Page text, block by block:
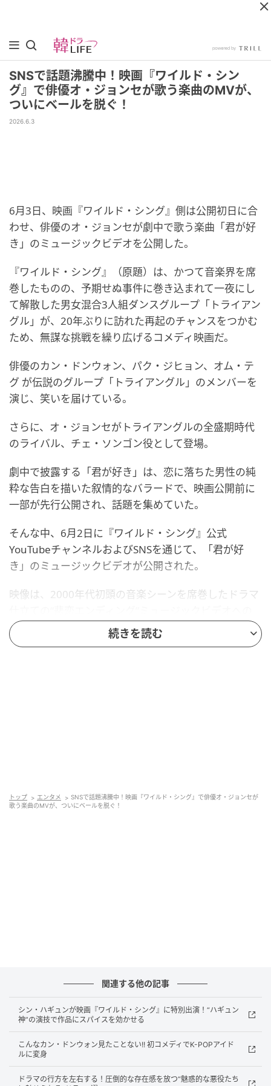
SNSで話題沸騰中！映画『ワイルド・シン
グ』で俳優オ・ジョンセが歌う楽曲のMVが、
ついにベールを脱ぐ！
2026.6.3
6月3日、映画『ワイルド・シング』側は公開初日に合
わせ、俳優のオ・ジョンセが劇中で歌う楽曲「君が好
き」のミュージックビデオを公開した。
『ワイルド・シング』（原題）は、かつて音楽界を席
巻したものの、予期せぬ事件に巻き込まれて一夜にし
て解散した男女混合3人組ダンスグループ「トライアン
グル」が、20年ぶりに訪れた再起のチャンスをつかむ
ため、無謀な挑戦を繰り広げるコメディ映画だ。
俳優のカン・ドンウォン、パク・ジヒョン、オム・テ
グ が伝説のグループ「トライアングル」のメンバーを
演じ、笑いを届けている。
さらに、オ・ジョンセがトライアングルの全盛期時代
のライバル、チェ・ソンゴン役として登場。
劇中で披露する「君が好き」は、恋に落ちた男性の純
粋な告白を描いた叙情的なバラードで、映画公開前に
一部が先行公開され、話題を集めていた。
そんな中、6月2日に『ワイルド・シング』公式
YouTubeチャンネルおよびSNSを通じて、「君が好
き」のミュージックビデオが公開された。
映像は、2000年代初頭の音楽シーンを席巻したドラマ
オマージュを思わせる内容で、切ない感情を込めたリ
ップシンクや初恋を連想させるほろ苦いラブストーリ
続きを読む
トップ エンタメ
SNSで話題沸騰中！映画『ワイルド・シング』で俳優オ・ジョンセが
歌う楽曲のMVが、ついにベールを脱ぐ！
関連する他の記事
シン・ハギュンが映画『ワイルド・シング』に特別出演！“ハギュン
神”の演技で作品にスパイスを効かせる
こんなカン・ドンウォン見たことない!! 初コメディでK-POPアイド
ルに変身
ドラマの行方を左右する！圧倒的な存在感を放つ“魅惑的な悪役たち